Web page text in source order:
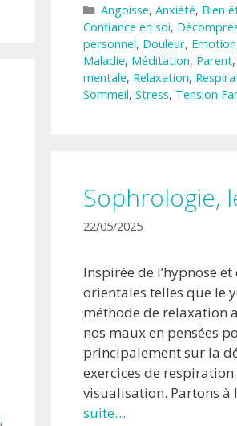
Catégories
Angoisse, Anxiété, Bien
Confiance en soi,
personnel, Douleur, Emotion
Maladie, Méditation, Parent,
mentale, Relaxation,
Sommeil, Stress, Tension
,
Sophrologie,
22/05/2025
Inspirée de l’hypnose
orientales telles que le
méthode de relaxation
nos maux en pensées
principalement sur la
exercices de
visualisation. Partons à
suite…